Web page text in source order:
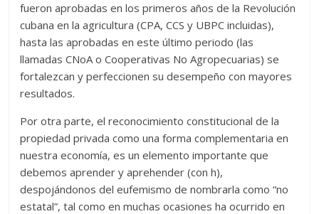
fueron aprobadas en los primeros años de la Revolución
cubana en la agricultura (CPA, CCS y UBPC incluidas),
hasta las aprobadas en este último periodo (las
llamadas CNoA o Cooperativas No Agropecuarias) se
fortalezcan y perfeccionen su desempeño con mayores
resultados.
Por otra parte, el reconocimiento constitucional de la
propiedad privada como una forma complementaria en
nuestra economía, es un elemento importante que
debemos aprender y aprehender (con h),
despojándonos del eufemismo de nombrarla como “no
estatal”, tal como en muchas ocasiones ha ocurrido en